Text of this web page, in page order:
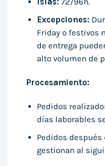
Excepciones:
Friday o festivos
de entrega
alto volumen de
Procesamiento:
Pedidos
días laborables
Pedidos después
gestionan al